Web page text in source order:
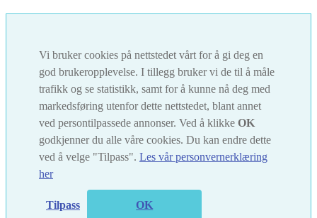
Vi bruker cookies på nettstedet vårt for å gi deg en
god brukeropplevelse. I tillegg bruker vi de til å måle
trafikk og se statistikk, samt for å kunne nå deg med
markedsføring utenfor dette nettstedet, blant annet
ved persontilpassede annonser. Ved å klikke OK
godkjenner du alle våre cookies. Du kan endre dette
ved å velge "Tilpass". Les vår personvernerklæring
her
Tilpass OK